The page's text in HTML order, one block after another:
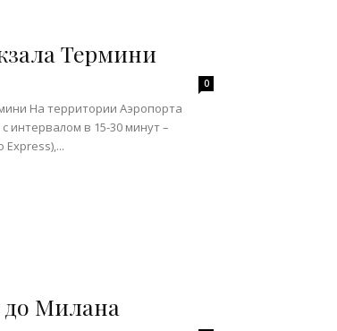
Термини
0
На территории Аэропорта
интервалом в 15-30 минут –
до Милана